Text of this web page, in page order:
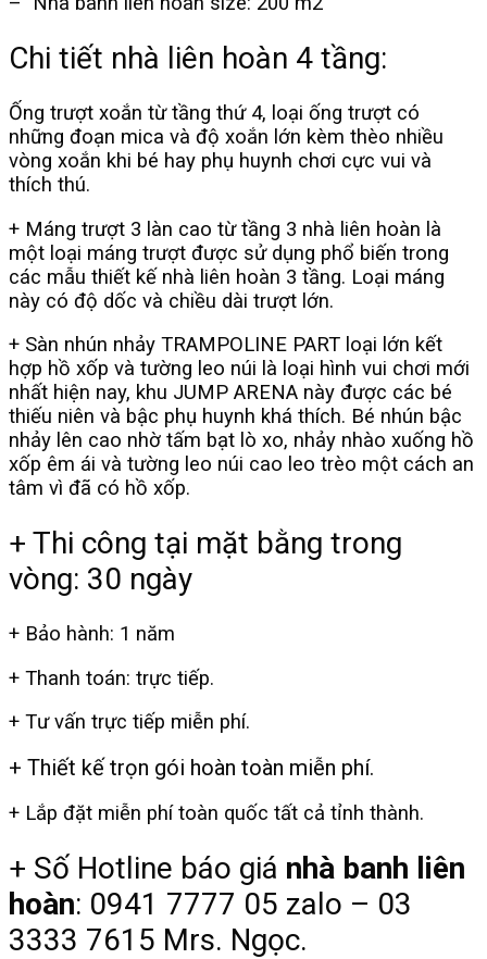
Chi tiết nhà liên hoàn 4 tầng:
Ống trượt xoắn từ tầng thứ 4, loại ống trượt có
những đoạn mica và độ xoắn lớn kèm thèo nhiều
vòng xoắn khi bé hay phụ huynh chơi cực vui và
thích thú.
+ Máng trượt 3 làn cao từ tầng 3 nhà liên hoàn là
một loại máng trượt được sử dụng phổ biến trong
các mẫu thiết kế nhà liên hoàn 3 tầng. Loại máng
này có độ dốc và chiều dài trượt lớn.
+ Sàn nhún nhảy TRAMPOLINE PART loại lớn kết
hợp hồ xốp và tường leo núi là loại hình vui chơi mới
nhất hiện nay, khu JUMP ARENA này được các bé
thiếu niên và bậc phụ huynh khá thích. Bé nhún bậc
nhảy lên cao nhờ tấm bạt lò xo, nhảy nhào xuống hồ
xốp êm ái và tường leo núi cao leo trèo một cách an
tâm vì đã có hồ xốp.
+ Thi công tại mặt bằng trong
vòng: 30 ngày
+ Bảo hành: 1 năm
+ Thanh toán: trực tiếp.
+ Tư vấn trực tiếp miễn phí.
+ Thiết kế trọn gói hoàn toàn miễn phí.
+ Lắp đặt miễn phí toàn quốc tất cả tỉnh thành.
+ Số Hotline báo giá nhà banh liên
hoàn: 0941 7777 05 zalo – 03
3333 7615 Mrs. Ngọc.